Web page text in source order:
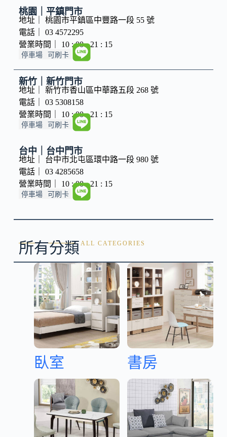
桃園｜平鎮門市
地址｜ 桃園市平鎮區中豐路一段 55 號
電話｜ 03 4572295
營業時間｜ 10 : 00 - 21 : 15
停車場 可刷卡
新竹｜新竹門市
地址｜ 新竹市香山區中華路五段 268 號
電話｜ 03 5308158
營業時間｜ 10 : 00 - 21 : 15
停車場 可刷卡
台中｜台中門市
地址｜ 台中市北屯區環中路一段 980 號
電話｜ 03 4285658
營業時間｜ 10 : 00 - 21 : 15
停車場 可刷卡
ALL CATEGORIES
所有分類
臥室 書房